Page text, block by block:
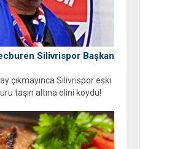
Silivrispor Başkan
çıkmayınca Silivrispor eski
taşın altına elini koydu!